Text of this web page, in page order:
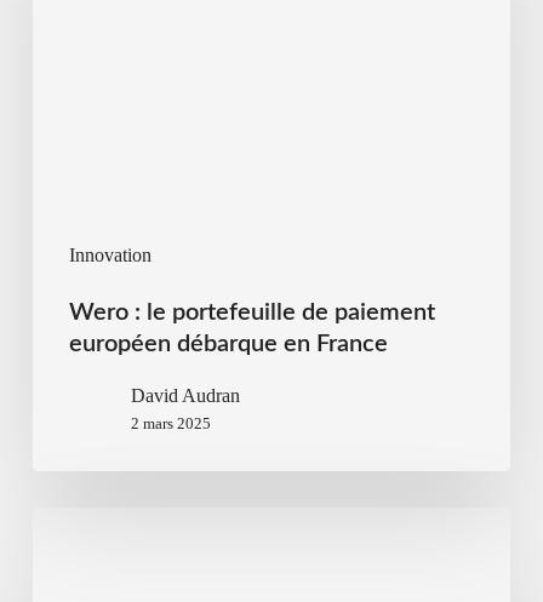
Innovation
Wero : le portefeuille de paiement
européen débarque en France
David Audran
2 mars 2025